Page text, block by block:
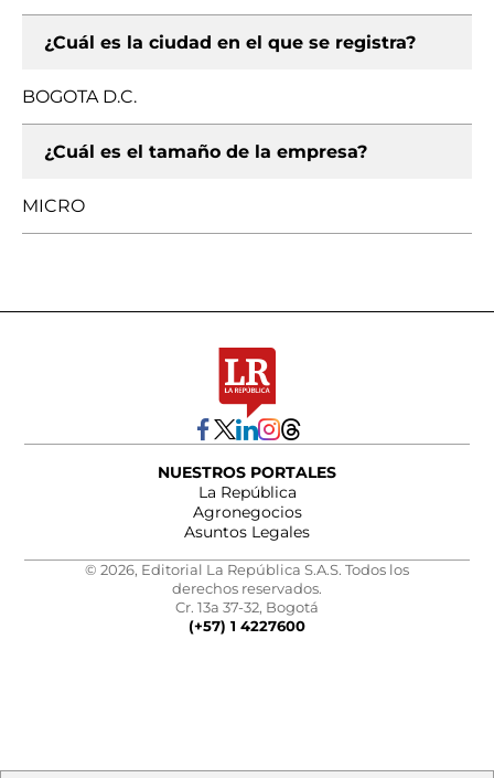
¿Cuál es la ciudad en el que se registra?
BOGOTA D.C.
¿Cuál es el tamaño de la empresa?
MICRO
NUESTROS PORTALES
La República
Agronegocios
Asuntos Legales
© 2026, Editorial La República S.A.S. Todos los
derechos reservados.
Cr. 13a 37-32, Bogotá
(+57) 1 4227600